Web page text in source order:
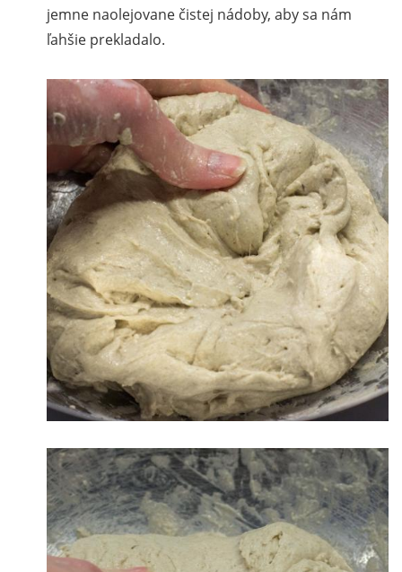
jemne naolejovane čistej nádoby, aby sa nám
ľahšie prekladalo.